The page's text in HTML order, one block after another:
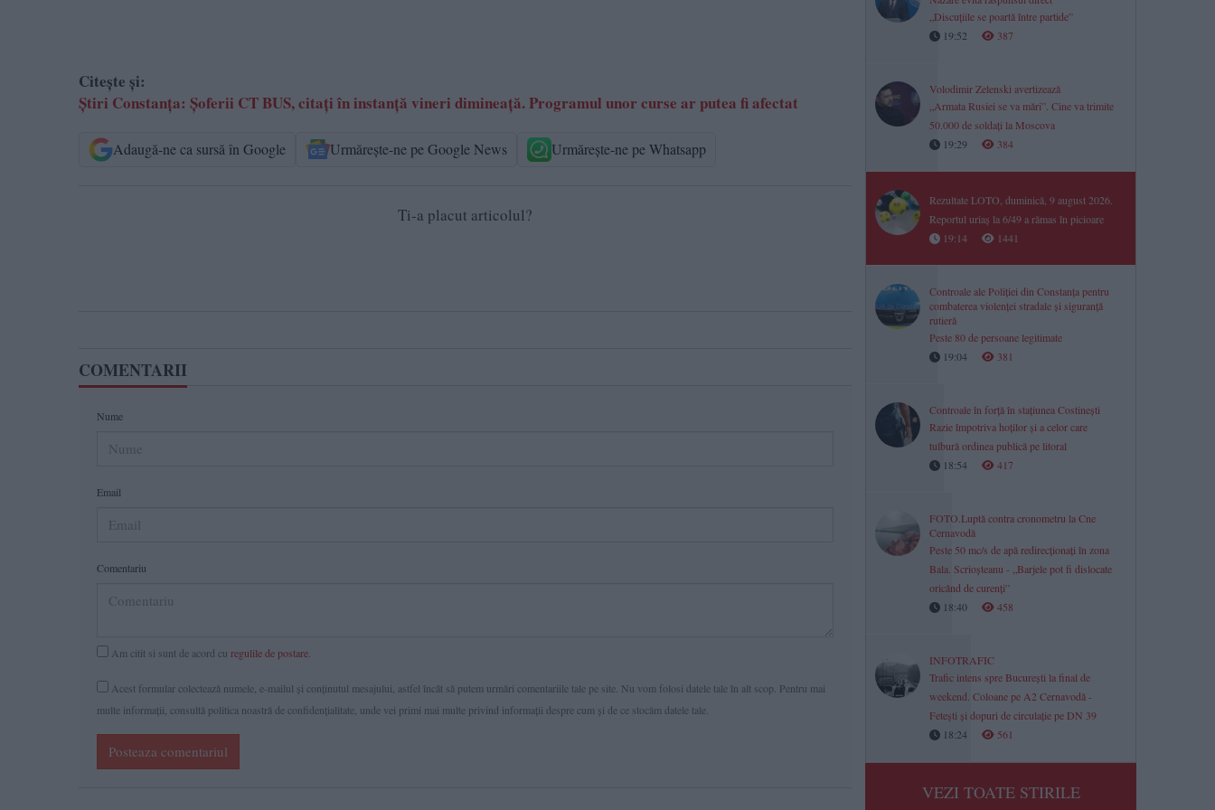
Citește și:
Știri Constanța: Șoferii CT BUS, citați în instanță vineri dimineață. Programul unor curse ar putea fi afectat
Adaugă-ne ca sursă în Google Urmărește-ne pe Google News Urmărește-ne pe Whatsapp
Ti-a placut articolul?
COMENTARII
Nume
Email
Comentariu
Am citit si sunt de acord cu regulile de postare
Acest formular colectează numele, e-mailul şi conținutul mesajului, astfel încât să putem urmări comentariile tale pe site. Nu vom folosi datele tale în alt scop. Pentru mai
multe informaţii, consultă politica noastră de confidenţialitate, unde vei primi mai multe privind informaţii despre cum și de ce stocăm datele tale.
Posteaza comentariul
„Discuțiile se poartă între partide”
19:52
387
Volodimir Zelenski avertizează
„Armata Rusiei se va mări”. Cine va trimite
50.000 de soldați la Moscova
19:29
384
Rezultate LOTO, duminică, 9 august 2026.
Reportul uriaș la 6/49 a rămas în picioare
19:14
1441
Controale ale Poliției din Constanța pentru
combaterea violenței stradale și siguranță
rutieră
Peste 80 de persoane legitimate
19:04
381
Controale în forță în stațiunea Costinești
Razie împotriva hoților și a celor care
tulbură ordinea publică pe litoral
18:54
417
FOTO.Luptă contra cronometru la Cne
Cernavodă
Peste 50 mc/s de apă redirecționați în zona
Bala. Scrioșteanu - „Barjele pot fi dislocate
oricând de curenți”
18:40
458
INFOTRAFIC
Trafic intens spre București la final de
weekend. Coloane pe A2 Cernavodă -
Fetești și dopuri de circulație pe DN 39
18:24
561
VEZI TOATE STIRILE